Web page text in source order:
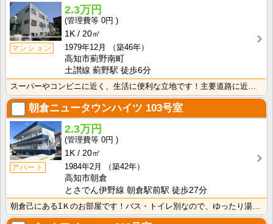
マンション
2.3万円
0円
1K
20㎡
1979年12月
（築46年）
高知市薊野南町
土讃線 薊野駅 徒歩6分
スーパーやコンビニに近く、生活に便利な立地です！主要道路に近いので、中心地へのアクセスも良好！
朝倉ニュータウンハイツ 103号室
アパート
2.3万円
0円
1K
20㎡
1984年2月
（築42年）
高知市朝倉
とさでん伊野線 朝倉駅前駅 徒歩27分